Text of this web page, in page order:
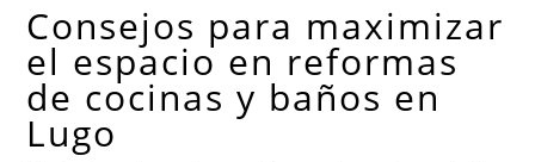
Consejos para maximizar
el espacio en reformas
de cocinas y baños en
Lugo